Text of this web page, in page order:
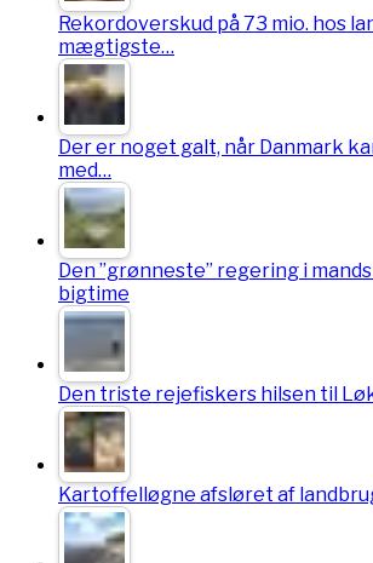
Rekordoverskud på 73 mio. hos
mægtigste…
Der er noget galt, når Danmark
med…
Den ”grønneste” regering i
bigtime
Den triste rejefiskers hilsen til
Kartoffelløgne afsløret af